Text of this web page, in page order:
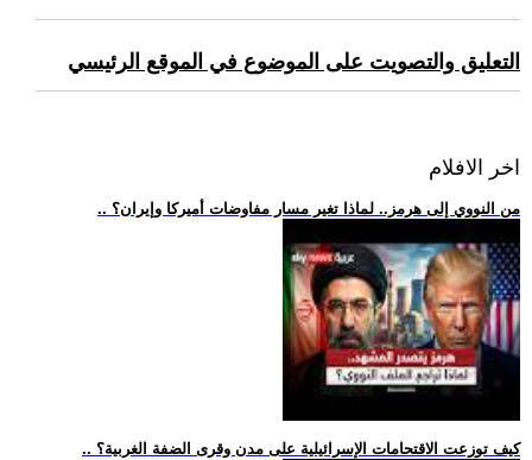
التعليق والتصويت على الموضوع في الموقع الرئيسي
اخر الافلام
.. من النووي إلى هرمز.. لماذا تغير مسار مفاوضات أميركا وإيران؟
.. كيف توزعت الاقتحامات الإسرائيلية على مدن وقرى الضفة الغربية؟